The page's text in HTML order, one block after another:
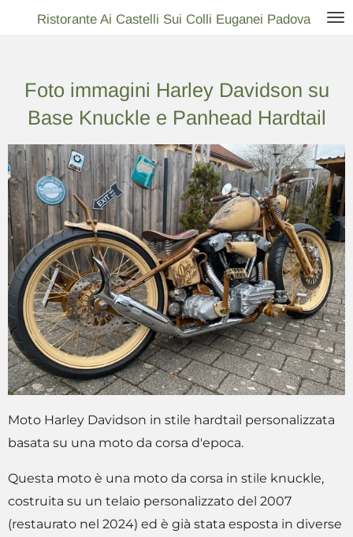
principale
Ristorante Ai Castelli Sui Colli Euganei Padova
Foto immagini Harley Davidson su
Base Knuckle e Panhead Hardtail
Moto Harley Davidson in stile hardtail personalizzata
basata su una moto da corsa d'epoca.
Questa moto è una moto da corsa in stile knuckle,
costruita su un telaio personalizzato del 2007
(restaurato nel 2024) ed è già stata esposta in diverse